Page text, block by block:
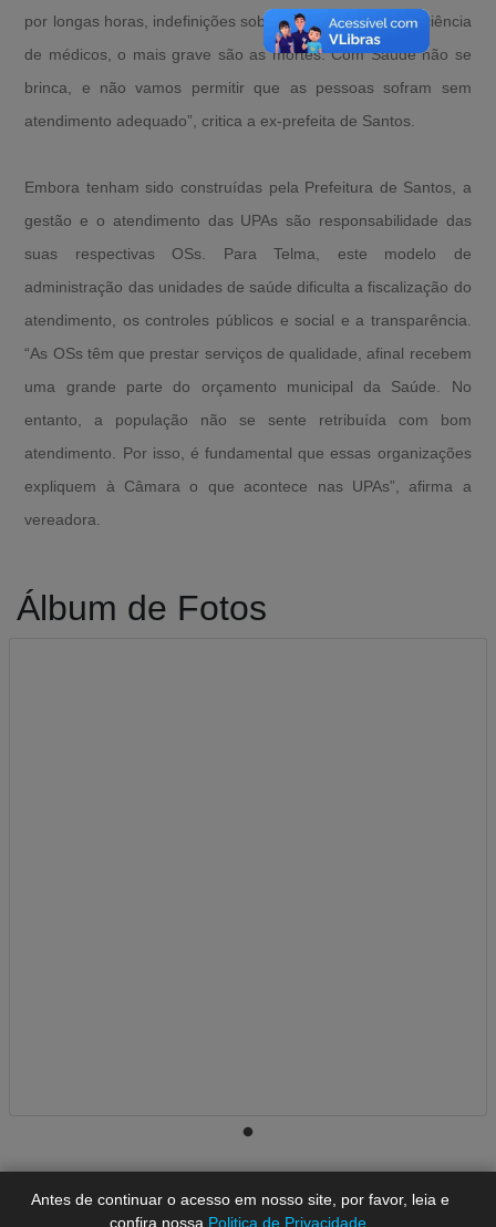
Antes de continuar o acesso em nosso site, por favor, leia e
confira nossa Politica de Privacidade.
por longas horas, indefinições sobre alguns casos, insuficiência
de médicos, o mais grave são as mortes. Com Saúde não se
brinca, e não vamos permitir que as pessoas sofram sem
atendimento adequado”, critica a ex-prefeita de Santos.
Embora tenham sido construídas pela Prefeitura de Santos, a
gestão e o atendimento das UPAs são responsabilidade das
suas respectivas OSs. Para Telma, este modelo de
administração das unidades de saúde dificulta a fiscalização do
atendimento, os controles públicos e social e a transparência.
“As OSs têm que prestar serviços de qualidade, afinal recebem
uma grande parte do orçamento municipal da Saúde. No
entanto, a população não se sente retribuída com bom
atendimento. Por isso, é fundamental que essas organizações
expliquem à Câmara o que acontece nas UPAs”, afirma a
vereadora.
Álbum de Fotos